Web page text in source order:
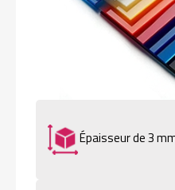
Épaisseur de 3